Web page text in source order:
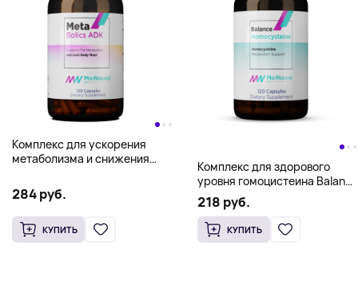
Комплекс для ускорения
метаболизма и снижения
- MorNatural 120 caps
284 руб.
КУПИТЬ
Комплекс для здорового
уровня гомоцистеина Balance
Homocysteine - MorNatural
120 caps
218 руб.
КУПИТЬ